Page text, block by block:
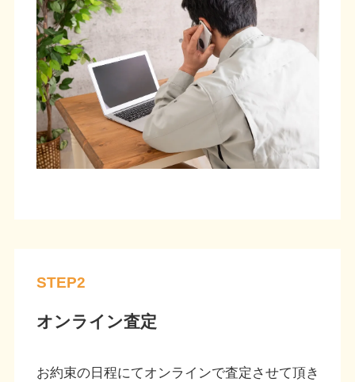
STEP2
オンライン査定
お約束の日程にてオンラインで査定させて頂き